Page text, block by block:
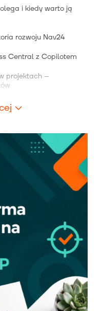
i kiedy warto ją
rozwoju Nav24
Central z Copilotem
projektach –